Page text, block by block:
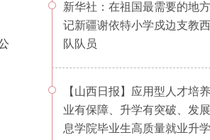
新华社：在祖国最需要的地
记新疆谢依特小学戍边支教
队队员
【山西日报】应用型人才培
业有保障、升学有突破、发
息学院毕业生高质量就业升